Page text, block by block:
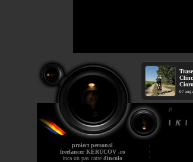
07
proiect personal
freelancer KERUCOV .ro
inca un pas catre dincolo